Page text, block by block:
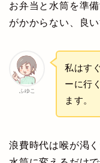
お弁当と水筒を準
がかからない、良
ふゆこ
私はす
ーに行
ます。
浪費時代は喉が渇